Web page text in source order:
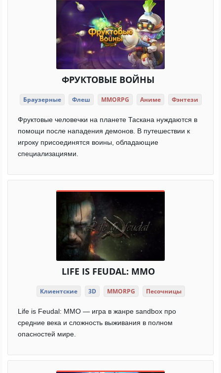
ФРУКТОВЫЕ ВОЙНЫ
Браузерные Флеш MMORPG Аниме Фэнтези
Фруктовые человечки на планете Таскана нуждаются в
помощи после нападения демонов. В путешествии к
игроку присоединятся воины, обладающие
специализациями.
LIFE IS FEUDAL: MMO
Клиентские 3D MMORPG Песочницы
Life is Feudal: MMO — игра в жанре sandbox про
средние века и сложность выживания в полном
опасностей мире.